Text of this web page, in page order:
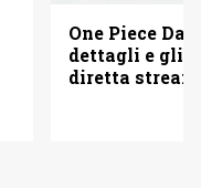
One Piece
dettagli e gli
diretta